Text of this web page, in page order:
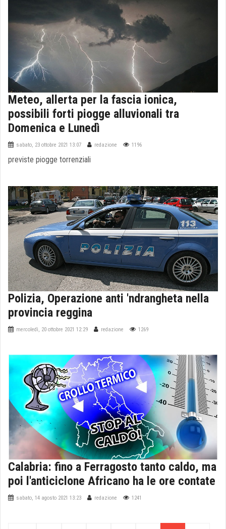
Meteo, allerta per la fascia ionica,
possibili forti piogge alluvionali tra
Domenica e Lunedì
sabato, 23 ottobre 2021 13:07 redazione 1196
previste piogge torrenziali
Polizia, Operazione anti 'ndrangheta nella
provincia reggina
mercoledì, 20 ottobre 2021 12:29 redazione 1269
Calabria: fino a Ferragosto tanto caldo, ma
poi l'anticiclone Africano ha le ore contate
sabato, 14 agosto 2021 13:23 redazione 1241